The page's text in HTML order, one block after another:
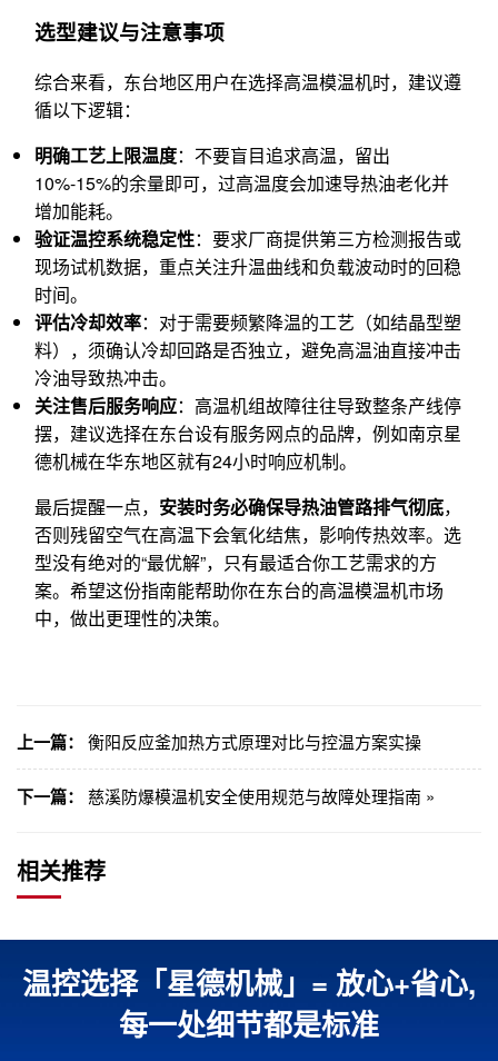
选型建议与注意事项
综合来看，东台地区用户在选择高温模温机时，建议遵
循以下逻辑：
明确工艺上限温度：不要盲目追求高温，留出
10%-15%的余量即可，过高温度会加速导热油老化并
增加能耗。
验证温控系统稳定性：要求厂商提供第三方检测报告或
现场试机数据，重点关注升温曲线和负载波动时的回稳
时间。
评估冷却效率：对于需要频繁降温的工艺（如结晶型塑
料），须确认冷却回路是否独立，避免高温油直接冲击
冷油导致热冲击。
关注售后服务响应：高温机组故障往往导致整条产线停
摆，建议选择在东台设有服务网点的品牌，例如南京星
德机械在华东地区就有24小时响应机制。
最后提醒一点， 安装时务必确保导热油管路排气彻底，
否则残留空气在高温下会氧化结焦，影响传热效率。选
型没有绝对的“最优解”，只有最适合你工艺需求的方
案。希望这份指南能帮助你在东台的高温模温机市场
中，做出更理性的决策。
上一篇： 衡阳反应釜加热方式原理对比与控温方案实操
下一篇： 慈溪防爆模温机安全使用规范与故障处理指南 »
相关推荐
温控选择「星德机械」= 放心+省心,
每一处细节都是标准